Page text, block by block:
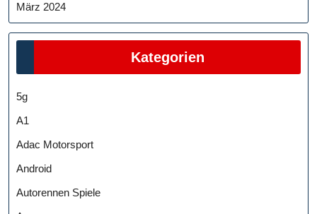
März 2024
Kategorien
5g
A1
Adac Motorsport
Android
Autorennen Spiele